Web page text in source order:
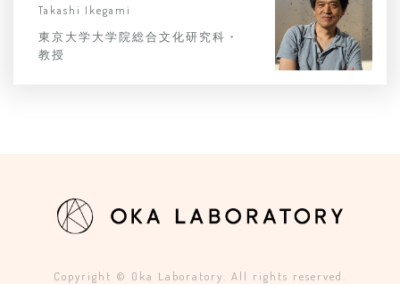
Takashi Ikegami
東京大学大学院総合文化研究科・
教授
Copyright © Oka Laboratory. All rights reserved.